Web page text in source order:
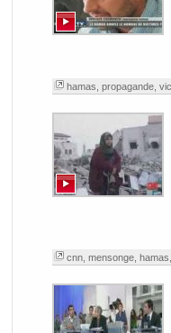
hamas propagande,
cnn, mensonge, hamas